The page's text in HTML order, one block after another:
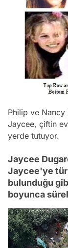
Philip ve Nancy
Jaycee, çiftin
yerde tutuyor.
Jaycee
Jaycee'ye
bulunduğu
boyunca